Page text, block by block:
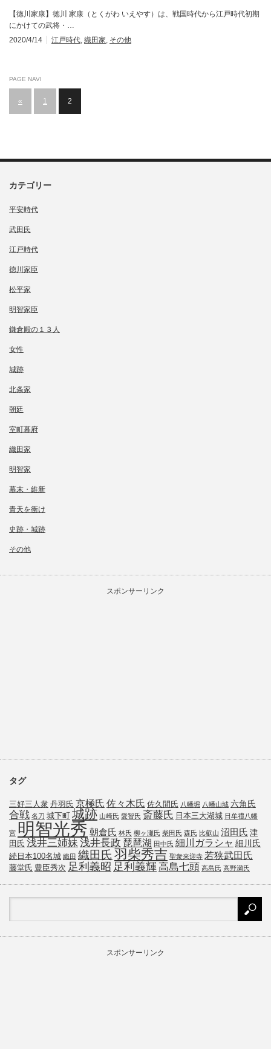
【徳川家康】徳川 家康（とくがわ いえやす）は、戦国時代から江戸時代初期
にかけての武将・…
2020/4/14
江戸時代 織田家 その他
PAGE NAVI
« 1 2
カテゴリー
平安時代
武田氏
江戸時代
徳川家臣
松平家
明智家臣
鎌倉殿の１３人
女性
城跡
北条家
朝廷
室町幕府
織田家
明智家
幕末・維新
青天を衝け
史跡・城跡
その他
スポンサーリンク
タグ
三好三人衆 丹羽氏 京極氏 佐々木氏 佐久間氏 八幡堀 八幡山城 六角氏
合戦 名刀 城下町 城跡 山崎氏 愛智氏 斎藤氏 日本三大湖城 日牟禮八幡
宮 明智光秀 朝倉氏 林氏 柳ヶ瀬氏 柴田氏 森氏 比叡山 沼田氏 津
田氏 浅井三姉妹 浅井長政 琵琶湖 田中氏 細川ガラシャ 細川氏
続日本100名城 織田 織田氏 羽柴秀吉 聖衆来迎寺 若狭武田氏
藤堂氏 豊臣秀次 足利義昭 足利義輝高島七頭 高島氏 高野瀬氏
スポンサーリンク